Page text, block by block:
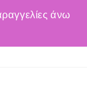
άνω